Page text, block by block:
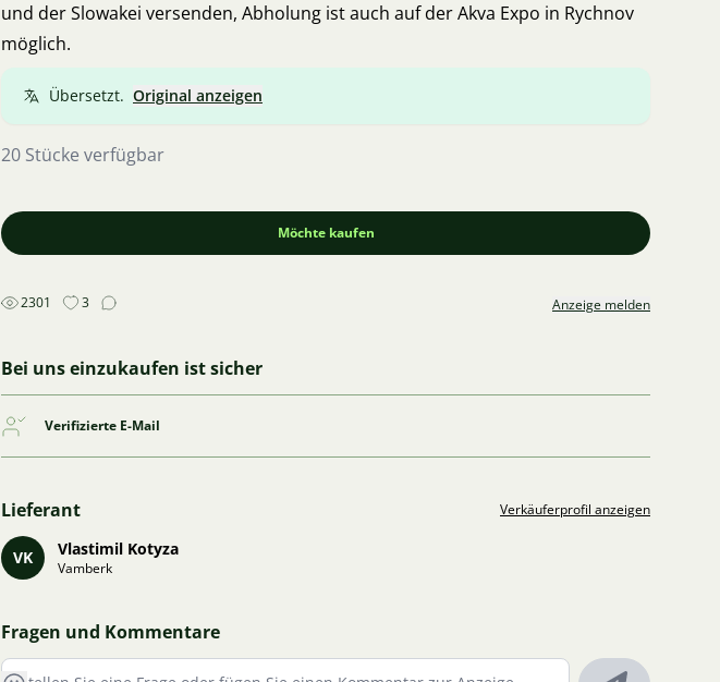
und der Slowakei versenden, Abholung ist auch auf der Akva Expo in Rychnov
möglich.
Übersetzt. Original anzeigen
20 Stücke verfügbar
Möchte kaufen
2301 3 Anzeige melden
Bei uns einzukaufen ist sicher
Verifizierte E-Mail
Lieferant Verkäuferprofil anzeigen
VK Vlastimil Kotyza
Vamberk
Fragen und Kommentare